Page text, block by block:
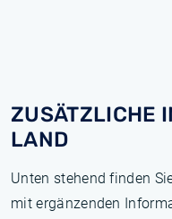
ZUSÄTZLICHE
LAND
Unten stehend finden
mit ergänzenden